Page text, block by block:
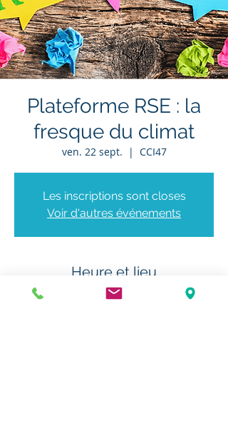
Plateforme RSE : la
fresque du climat
ven. 22 sept.
  |
CCI47
Les inscriptions sont closes
Voir d'autres événements
Heure et lieu
22 sept. 2023, 09:00 – 12:00